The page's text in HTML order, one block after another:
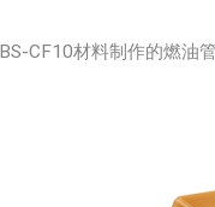
CF10材料制作的燃油